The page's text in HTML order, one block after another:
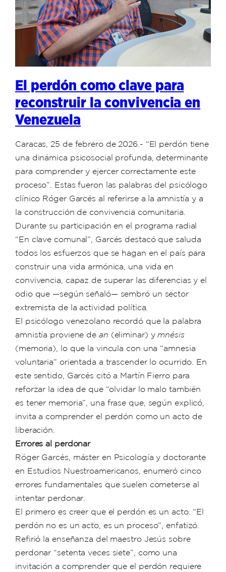
El perdón como clave para
reconstruir la convivencia en
Venezuela
Caracas, 25 de febrero de 2026.- “El perdón tiene
una dinámica psicosocial profunda, determinante
para comprender y ejercer correctamente este
proceso”. Estas fueron las palabras del psicólogo
clínico Róger Garcés al referirse a la amnistía y a
la construcción de convivencia comunitaria.
Durante su participación en el programa radial
“En clave comunal”, Garcés destacó que saluda
todos los esfuerzos que se hagan en el país para
construir una vida armónica, una vida en
convivencia, capaz de superar las diferencias y el
odio que —según señaló— sembró un sector
extremista de la actividad política.
El psicólogo venezolano recordó que la palabra
amnistía proviene de an (eliminar) ymnésis
(memoria), lo que la vincula con una “amnesia
voluntaria” orientada a trascender lo ocurrido. En
este sentido, Garcés citó a Martín Fierro para
reforzar la idea de que “olvidar lo malo también
es tener memoria”, una frase que, según explicó,
invita a comprender el perdón como un acto de
liberación.
Errores al perdonar
Róger Garcés, máster en Psicología y doctorante
en Estudios Nuestroamericanos, enumeró cinco
errores fundamentales que suelen cometerse al
intentar perdonar.
El primero es creer que el perdón es un acto. “El
perdón no es un acto, es un proceso”, enfatizó.
Refirió la enseñanza del maestro Jesús sobre
perdonar “setenta veces siete”, como una
invitación a comprender que el perdón requiere